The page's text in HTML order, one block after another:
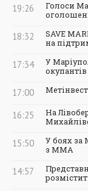
19:26
Голоси
18:32
SAVE
на
17:34
У
окупантів
17:00
16:25
На
15:50
У боях за
з ММА
14:57